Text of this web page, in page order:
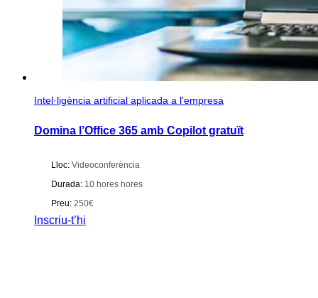
Intel·ligència artificial aplicada a l’empresa
Domina l’Office 365 amb Copilot gratuït
Lloc: Videoconferència
Durada: 10 hores hores
Preu: 250€
Inscriu-t’hi